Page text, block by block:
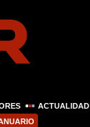
ACTUALIDAD